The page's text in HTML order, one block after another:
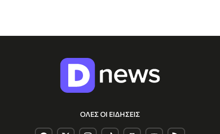
ΟΛΕΣ ΟΙ ΕΙΔΗΣΕΙΣ